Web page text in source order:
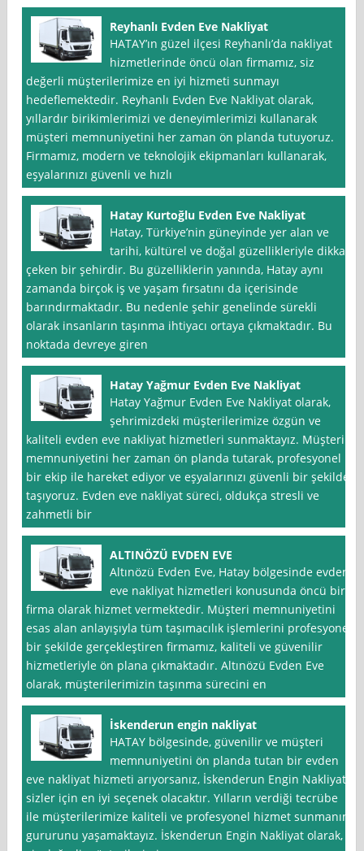
Reyhanlı Evden Eve Nakliyat
HATAY’ın güzel ilçesi Reyhanlı’da nakliyat
hizmetlerinde öncü olan firmamız, siz
değerli müşterilerimize en iyi hizmeti sunmayı
hedeflemektedir. Reyhanlı Evden Eve Nakliyat olarak,
yıllardır birikimlerimizi ve deneyimlerimizi kullanarak
müşteri memnuniyetini her zaman ön planda tutuyoruz.
Firmamız, modern ve teknolojik ekipmanları kullanarak,
eşyalarınızı güvenli ve hızlı
Hatay Kurtoğlu Evden Eve Nakliyat
Hatay, Türkiye’nin güneyinde yer alan ve
tarihi, kültürel ve doğal güzellikleriyle dikkat
çeken bir şehirdir. Bu güzelliklerin yanında, Hatay aynı
zamanda birçok iş ve yaşam fırsatını da içerisinde
barındırmaktadır. Bu nedenle şehir genelinde sürekli
olarak insanların taşınma ihtiyacı ortaya çıkmaktadır. Bu
noktada devreye giren
Hatay Yağmur Evden Eve Nakliyat
Hatay Yağmur Evden Eve Nakliyat olarak,
şehrimizdeki müşterilerimize özgün ve
kaliteli evden eve nakliyat hizmetleri sunmaktayız. Müşteri
memnuniyetini her zaman ön planda tutarak, profesyonel
bir ekip ile hareket ediyor ve eşyalarınızı güvenli bir şekilde
taşıyoruz. Evden eve nakliyat süreci, oldukça stresli ve
zahmetli bir
ALTINÖZÜ EVDEN EVE
Altınözü Evden Eve, Hatay bölgesinde evden
eve nakliyat hizmetleri konusunda öncü bir
firma olarak hizmet vermektedir. Müşteri memnuniyetini
esas alan anlayışıyla tüm taşımacılık işlemlerini profesyonel
bir şekilde gerçekleştiren firmamız, kaliteli ve güvenilir
hizmetleriyle ön plana çıkmaktadır. Altınözü Evden Eve
olarak, müşterilerimizin taşınma sürecini en
İskenderun engin nakliyat
HATAY bölgesinde, güvenilir ve müşteri
memnuniyetini ön planda tutan bir evden
eve nakliyat hizmeti arıyorsanız, İskenderun Engin Nakliyat
sizler için en iyi seçenek olacaktır. Yılların verdiği tecrübe
ile müşterilerimize kaliteli ve profesyonel hizmet sunmanın
gururunu yaşamaktayız. İskenderun Engin Nakliyat olarak,